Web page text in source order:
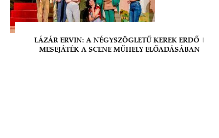
LÁZÁR ERVIN: A NÉGYSZÖGLETŰ KEREK ERDŐ |
MESEJÁTÉK A SCENE MŰHELY ELŐADÁSÁBAN